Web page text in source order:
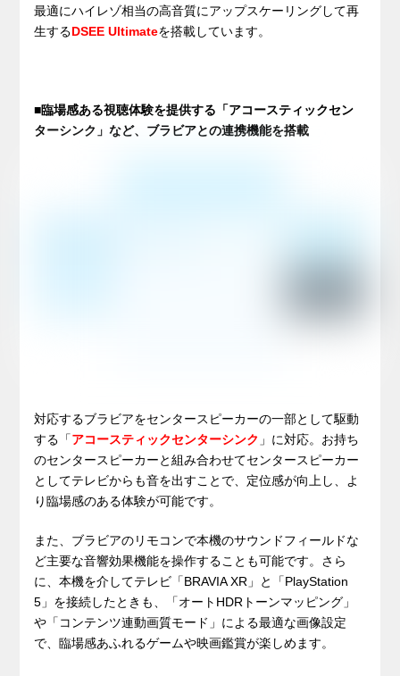
最適にハイレゾ相当の高音質にアップスケーリングして再
生するDSEE Ultimateを搭載しています。
■臨場感ある視聴体験を提供する「アコースティックセン
ターシンク」など、ブラビアとの連携機能を搭載
対応するブラビアをセンタースピーカーの一部として駆動
する「アコースティックセンターシンク 」に対応。お持ち
のセンタースピーカーと組み合わせてセンタースピーカー
としてテレビからも音を出すことで、定位感が向上し、よ
り臨場感のある体験が可能です。
また、ブラビアのリモコンで本機のサウンドフィールドな
ど主要な音響効果機能を操作することも可能です。さら
に、本機を介してテレビ「BRAVIA XR」と「PlayStation
5」を接続したときも、「オートHDRトーンマッピング」
や「コンテンツ連動画質モード」による最適な画像設定
で、臨場感あふれるゲームや映画鑑賞が楽しめます。